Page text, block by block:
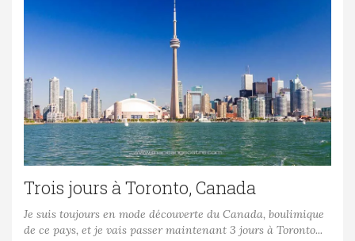
Trois jours à Toronto, Canada
Je suis toujours en mode découverte du Canada, boulimique
de ce pays, et je vais passer maintenant 3 jours à Toronto...